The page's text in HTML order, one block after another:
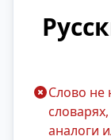
Слово не
аналоги